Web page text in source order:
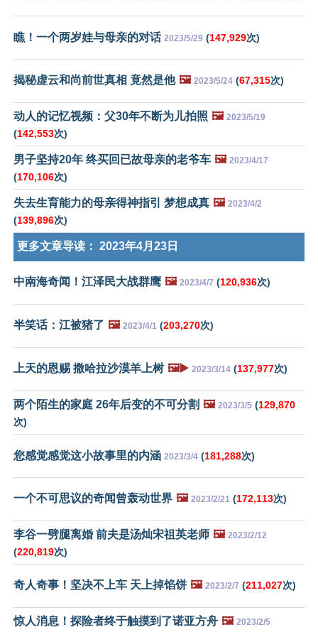
瞧！一个两岁娃与母亲的对话 2023/5/29 (147,929次)
揭秘虚云和尚前世真相 竟然是他 🖼️ 2023/5/24 (67,315次)
动人的记忆视频：父30年不断为儿拍照 🖼️ 2023/5/19
(142,553次)
男子坚持20年 终买回已故母亲的老爷车 🖼️ 2023/4/17
(170,106次)
失去生育能力的母亲得神指引 梦想成真 🖼️ 2023/4/2
(139,896次)
更多文章导读： 2023年4月23日
中南海奇闻！江泽民大战群鹰 🖼️ 2023/4/7 (120,936次)
半笑话：江被猪了 🖼️ 2023/4/1 (203,270次)
上天的恩赐 撒哈拉沙漠羊上树 🖼️▶️ 2023/3/14 (137,977次)
两个陌生的家庭 26年后变的不可分割 🖼️ 2023/3/5 (129,870
次)
您感觉感觉这小故事里的内涵 2023/3/4 (181,288次)
一个不可思议的奇闻曾轰动世界 🖼️ 2023/2/21 (172,113次)
李谷一劈腿离婚 前夫是汤灿宋祖英老师 🖼️ 2023/2/12
(220,819次)
奇人奇事！坚决不上车 天上掉馅饼 🖼️ 2023/2/7 (211,027次)
惊人消息！探险者终于触摸到了诺亚方舟 🖼️ 2023/2/5